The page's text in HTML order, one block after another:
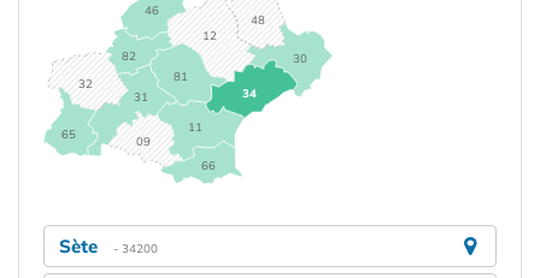
09
11
12
30
31
32
34
46
48
65
66
81
82
Sète - 34200